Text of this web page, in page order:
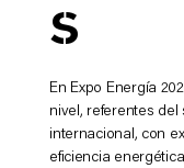
s
En Expo Energía
nivel, referentes
internacional, con
eficiencia